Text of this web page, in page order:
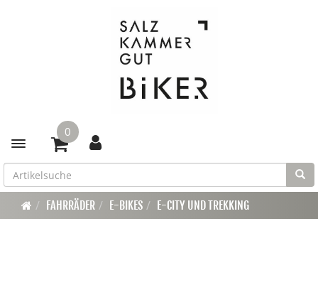
Toggle navigation
0
FAHRRÄDER E-BIKES E-CITY UND TREKKING